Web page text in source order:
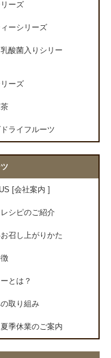
ーズ
ーシリーズ
酸菌入りシリー
ーズ
ライフルーツ
[会社案内 ]
シピのご紹介
召し上がりかた
とは？
取り組み
夏季休業のご案内